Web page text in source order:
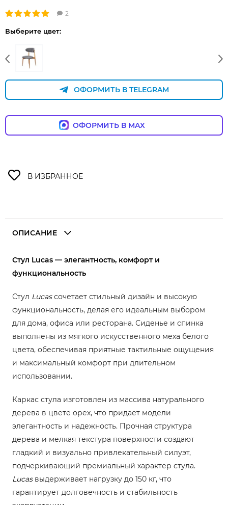
2
Выберите цвет:
ОФОРМИТЬ В TELEGRAM
ОФОРМИТЬ В MAX
ОПИСАНИЕ
Стул Lucas — элегантность, комфорт и
функциональность
Стул Lucasсочетает стильный дизайн и высокую
функциональность, делая его идеальным выбором
для дома, офиса или ресторана. Сиденье и спинка
выполнены из мягкого искусственного меха белого
цвета, обеспечивая приятные тактильные ощущения
и максимальный комфорт при длительном
использовании.
Каркас стула изготовлен из массива натурального
дерева в цвете орех, что придает модели
элегантность и надежность. Прочная структура
дерева и мелкая текстура поверхности создают
гладкий и визуально привлекательный силуэт,
подчеркивающий премиальный характер стула.
Lucasвыдерживает нагрузку до 150 кг, что
гарантирует долговечность и стабильность